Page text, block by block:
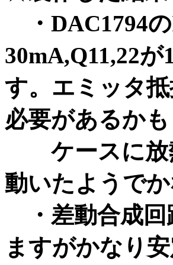
・DAC1794
30mA,Q11,22が
す。エミッタ
必要があるか
ケースに放
動いたようで
・差動合成回
ますがかなり